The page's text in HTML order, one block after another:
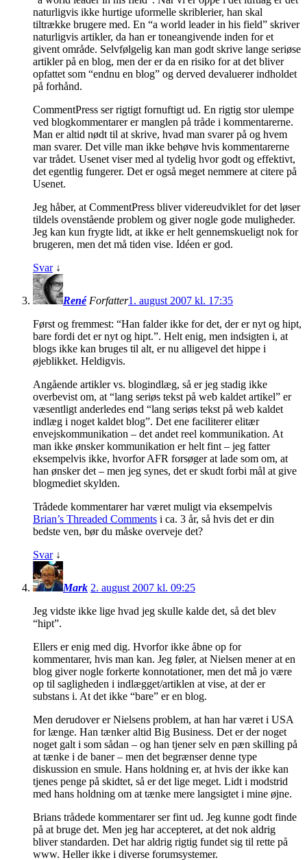
naturligvis ikke hurtige uformelle skriblerier, han skal
tiltrække brugere med. En “a world leader in his field” skriver
naturligvis artikler, da han er toneangivende inden for et
givent område. Selvfølgelig kan man godt skrive lange seriøse
artikler på en blog, men der er da en risiko for at det bliver
opfattet som “endnu en blog” og derved devaluerer indholdet
på forhånd.
CommentPress ser rigtigt fornuftigt ud. En rigtig stor ulempe
ved blogkommentarer er manglen på tråde i kommentarerne.
Man er altid nødt til at skrive, hvad man svarer på og hvem
man svarer. Det ville man ikke behøve hvis kommentarerne
var trådet. Usenet viser med al tydelig hvor godt og effektivt,
det egentlig fungerer. Det er også meget nemmere at citere på
Usenet.
Jeg håber, at CommentPress bliver videreudviklet for det løser
tildels ovenstående problem og giver nogle gode muligheder.
Jeg kan kun frygte lidt, at ikke er helt gennemskueligt nok for
brugeren, men det må tiden vise. Idéen er god.
Svar ↓
René Forfatter1. august 2007 kl. 17:35
Først og fremmest: “Han falder ikke for det, der er nyt og hipt,
bare fordi det er nyt og hipt.”. Helt enig, men indsigten i, at
blogs ikke kan bruges til alt, er nu alligevel det hippe i
øjeblikket. Heldigvis.
Angående artikler vs. blogindlæg, så er jeg stadig ikke
overbevist om, at “lang seriøs tekst på web kaldet artikel” er
væsentligt anderledes end “lang seriøs tekst på web kaldet
indlæg i noget kaldet blog”. Det ene faciliterer elitær
envejskommunikation – det andet reel kommunikation. At
man ikke ønsker kommunikation er helt fint – jeg fatter
eksempelvis ikke, hvorfor AFR forsøger at lade som om, at
han ønsker det – men jeg synes, det er skudt forbi mål at give
blogmediet skylden.
Trådede kommentarer har været muligt via eksempelvis
Brian’s Threaded Comments i ca. 3 år, så hvis det er din
bedste ven, bør du måske overveje det?
Svar ↓
Mark 2. august 2007 kl. 09:25
Jeg vidste ikke lige hvad jeg skulle kalde det, så det blev
“hipt”.
Ellers er enig med dig. Hvorfor ikke åbne op for
kommentarer, hvis man kan. Jeg føler, at Nielsen mener at en
blog giver nogle forkerte konnotationer, men det må jo være
op til sagligheden i indlægget/artiklen at vise, at der er
substans i. At det ikke “bare” er en blog.
Men derudover er Nielsens problem, at han har været i USA
for længe. Han tænker altid Big Business. Det er der noget
noget galt i som sådan – og han tjener selv en pæn skilling på
at tænke i de baner – men det begrænser denne type
diskussion en smule. Hans holdning er, at hvis der ikke kan
tjenes penge på skidtet, så er det lige meget. Lidt i modstrid
med hans holdning om at tænke mere langsigtet i mine øjne.
Brians trådede kommentarer ser fint ud. Jeg kunne godt finde
på at bruge det. Men jeg har accepteret, at det nok aldrig
bliver standarden. Det har aldrig rigtig fundet sig til rette på
www. Heller ikke i diverse forumsystemer.